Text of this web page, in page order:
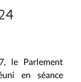
le Parlement
en séance